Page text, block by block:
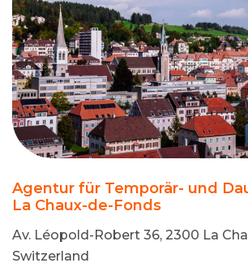
Agentur für Temporär- und
La Chaux-de-Fonds
Av. Léopold-Robert 36, 2300 La
Switzerland